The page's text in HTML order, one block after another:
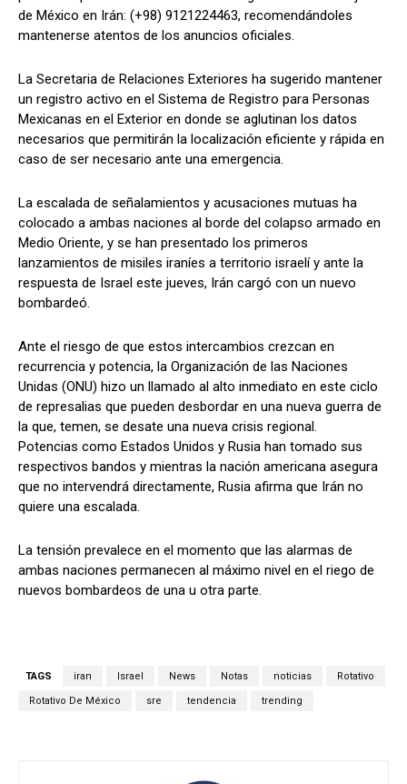
de México en Irán: (+98) 9121224463, recomendándoles
mantenerse atentos de los anuncios oficiales.
La Secretaria de Relaciones Exteriores ha sugerido mantener
un registro activo en el Sistema de Registro para Personas
Mexicanas en el Exterior en donde se aglutinan los datos
necesarios que permitirán la localización eficiente y rápida en
caso de ser necesario ante una emergencia.
La escalada de señalamientos y acusaciones mutuas ha
colocado a ambas naciones al borde del colapso armado en
Medio Oriente, y se han presentado los primeros
lanzamientos de misiles iraníes a territorio israelí y ante la
respuesta de Israel este jueves, Irán cargó con un nuevo
bombardeó.
Ante el riesgo de que estos intercambios crezcan en
recurrencia y potencia, la Organización de las Naciones
Unidas (ONU) hizo un llamado al alto inmediato en este ciclo
de represalias que pueden desbordar en una nueva guerra de
la que, temen, se desate una nueva crisis regional.
Potencias como Estados Unidos y Rusia han tomado sus
respectivos bandos y mientras la nación americana asegura
que no intervendrá directamente, Rusia afirma que Irán no
quiere una escalada.
La tensión prevalece en el momento que las alarmas de
ambas naciones permanecen al máximo nivel en el riego de
nuevos bombardeos de una u otra parte.
TAGS iran Israel News Notas noticias Rotativo
Rotativo De México sre tendencia trending